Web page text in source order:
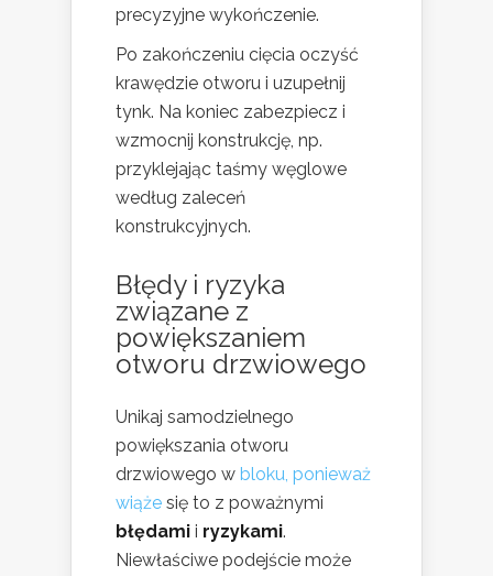
precyzyjne wykończenie.
Po zakończeniu cięcia oczyść
krawędzie otworu i uzupełnij
tynk. Na koniec zabezpiecz i
wzmocnij konstrukcję, np.
przyklejając taśmy węglowe
według zaleceń
konstrukcyjnych.
Błędy i ryzyka
związane z
powiększaniem
otworu drzwiowego
Unikaj samodzielnego
powiększania otworu
drzwiowego w bloku, ponieważ
wiąże się to z poważnymi
błędami i ryzykami.
Niewłaściwe podejście może